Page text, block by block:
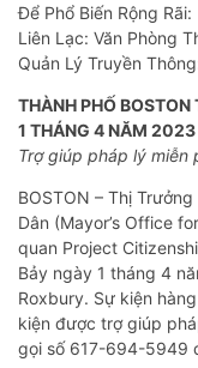
Để Phổ Biến Rộng Rãi:
Liên Lạc: Văn Phòng
Quản Lý Truyền
THÀNH PHỐ
1 THÁNG 4 NĂM 2023
Trợ giúp pháp lý miễn
BOSTON – Thị
Dân (Mayor’s Office
quan Project
Bảy ngày 1 tháng 4
Roxbury. Sự kiện
kiện được trợ giúp
gọi số 617-694-5949